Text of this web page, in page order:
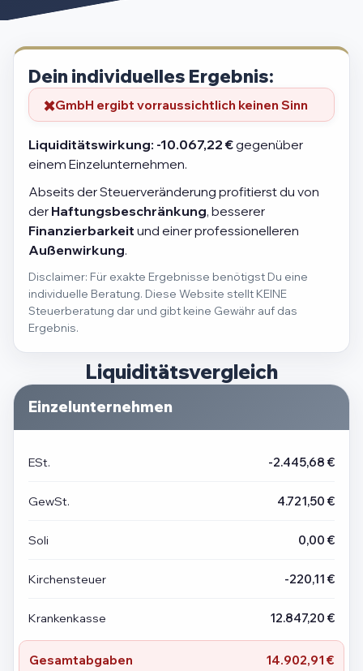
Dein individuelles Ergebnis:
GmbH ergibt vorraussichtlich keinen Sinn
Liquiditätswirkung: -10.067,22 €gegenüber
einem Einzelunternehmen.
Abseits der Steuerveränderung profitierst du von
der Haftungsbeschränkung, besserer
Finanzierbarkeit und einer professionelleren
Außenwirkung.
Disclaimer: Für exakte Ergebnisse benötigst Du eine
individuelle Beratung. Diese Website stellt KEINE
Steuerberatung dar und gibt keine Gewähr auf das
Ergebnis.
Liquiditätsvergleich
Einzelunternehmen
ESt. -2.445,68 €
GewSt. 4.721,50 €
Soli 0,00 €
Kirchensteuer -220,11 €
Krankenkasse 12.847,20 €
Gesamtabgaben 14.902,91 €